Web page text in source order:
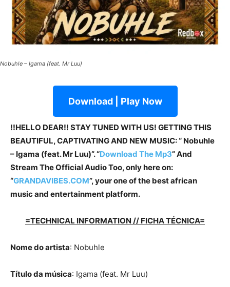
Nobuhle – Igama (feat. Mr Luu)
Download | Play Now
!!HELLO DEAR!! STAY TUNED WITH US! GETTING THIS
BEAUTIFUL, CAPTIVATING AND NEW MUSIC: “ Nobuhle
– Igama (feat. Mr Luu)”. “Download The Mp3”And
Stream The Official Audio Too, only here on:
“GRANDAVIBES.COM”, your one of the best african
music and entertainment platform.
=TECHNICAL INFORMATION // FICHA TÉCNICA=
Nome do artista: Nobuhle
Título da música: Igama (feat. Mr Luu)